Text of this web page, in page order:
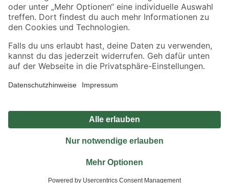
Alle Preisangaben in EUR inkl. gesetzl. MwSt.. Die dargestellten Angebote sind unter
Umständen nicht in allen Märkten verfügbar. Die angegebenen Verfügbarkeiten beziehen
Produkte nur solange der Vorrat reicht.
*Paketversand ab 59 € versandkostenfrei, gilt nicht für Artikel mit Speditionsversand, hier
Privatsphäre Impressum
Nutzungsbedingungen
Widerrufsrecht
Vertrag widerrufen
© 2026 toom Baumarkt GmbH